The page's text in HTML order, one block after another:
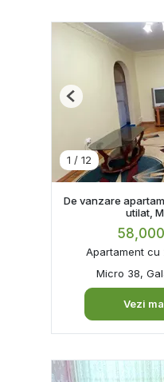
1 / 12
Previous
De vanzare
utilat,
Apartament cu
Micro 38,
Vezi